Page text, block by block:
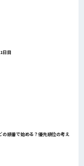
日目
順番で始める？優先順位の考え